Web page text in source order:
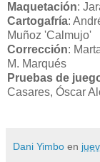
Maquetación:
Cartogafría:
Muñoz 'Calmujo'
Corrección:
M. Marqués
Pruebas de
Casares, Óscar
Dani Yimbo en